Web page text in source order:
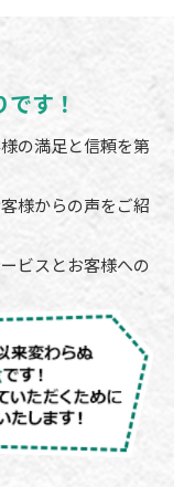
す！
の満足と信頼を第
様からの声をご紹
ビスとお客様への